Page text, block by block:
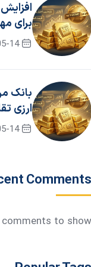
برای
14
بانک
ارزی
کرد14
Comments
comments to show.